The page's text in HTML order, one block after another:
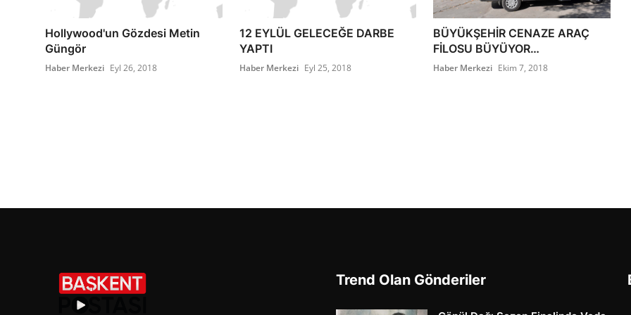
Hollywood'un Gözdesi Metin
Güngör
Haber Merkezi Eyl 26, 2018
12 EYLÜL GELECEĞE DARBE
YAPTI
Haber Merkezi Eyl 25, 2018
BÜYÜKŞEHİR CENAZE ARAÇ
FİLOSU BÜYÜYOR…
Haber Merkezi Ekim 7, 2018
Trend Olan Gönderiler